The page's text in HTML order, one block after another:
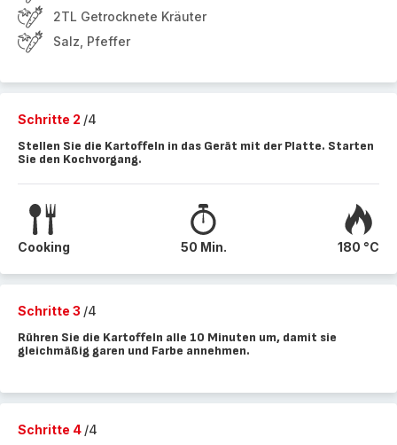
2TL Getrocknete Kräuter
Salz, Pfeffer
Schritte 2 /4
Stellen Sie die Kartoffeln in das Gerät mit der Platte. Starten
Sie den Kochvorgang.
Cooking 50 Min. 180 °C
Schritte 3 /4
Rühren Sie die Kartoffeln alle 10 Minuten um, damit sie
gleichmäßig garen und Farbe annehmen.
Schritte 4 /4